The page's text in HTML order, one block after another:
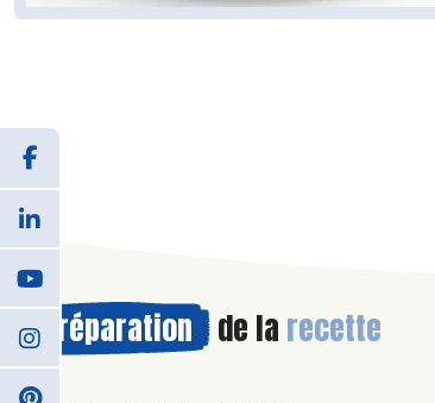
Préparation de la recette